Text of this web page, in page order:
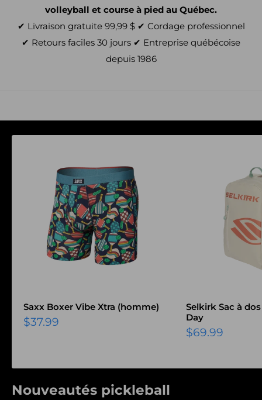
volleyball et course à pied au Québec.
✔ Livraison gratuite 99,99 $ ✔ Cordage professionnel
✔ Retours faciles 30 jours ✔ Entreprise québécoise
depuis 1986
Saxx Boxer Vibe Xtra (homme)
Prix
$37.99
Selkirk Sac à
Day
Prix
$69.99
Nouveautés pickleball